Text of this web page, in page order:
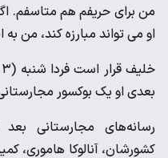
من برای حریفم هم متاسفم.
او می تواند مبارزه کند، من
بعدی او یک بوکسور
رسانه‌های مجارستانی
کشورشان، آنالوکا هاموری،